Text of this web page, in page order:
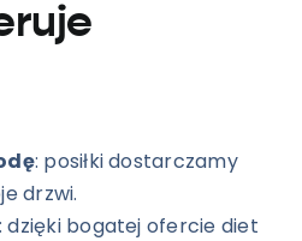
: posiłki dostarczamy
drzwi.
: dzięki bogatej ofercie diet